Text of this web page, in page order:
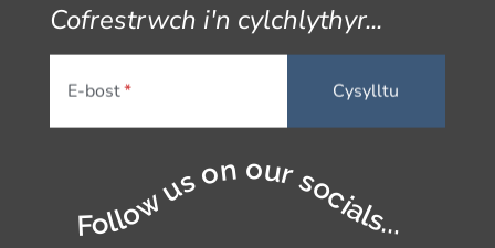
Cofrestrwch i'n cylchlythyr...
E-bost
Follow us on our socials...